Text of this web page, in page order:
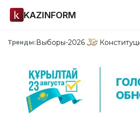
KAZINFORM
Тренды:Выборы-2026